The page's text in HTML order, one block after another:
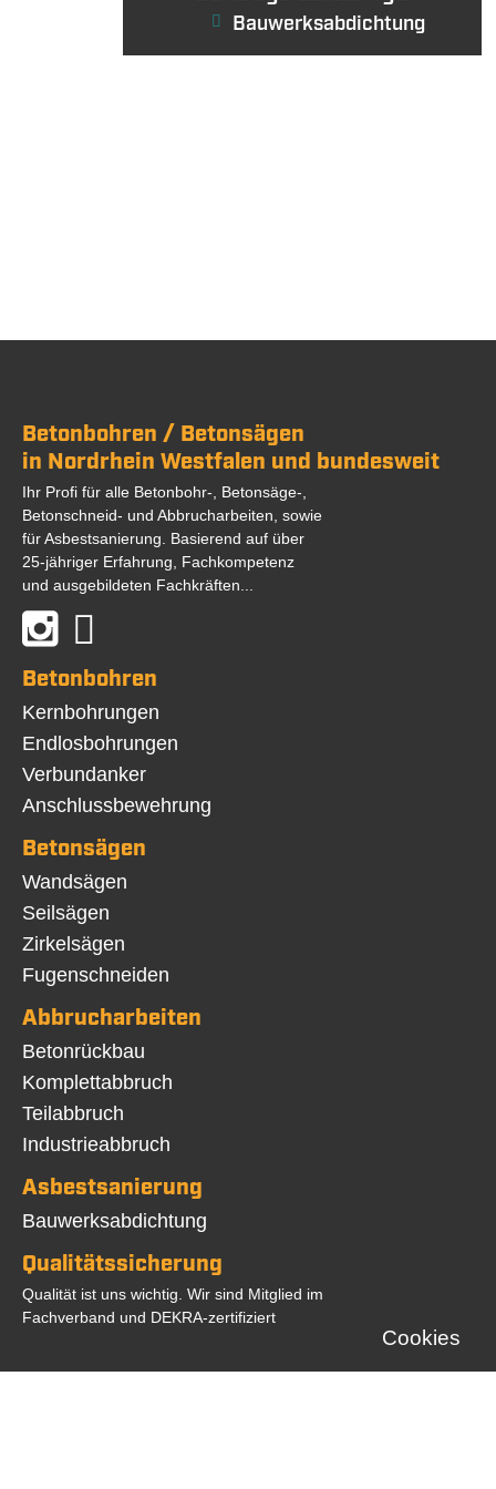
Bauwerksabdichtung
Betonbohren / Betonsägen
in Nordrhein Westfalen und bundesweit
Ihr Profi für alle Betonbohr-, Betonsäge-,
Betonschneid- und Abbrucharbeiten, sowie
für Asbestsanierung. Basierend auf über
25-jähriger Erfahrung, Fachkompetenz
und ausgebildeten Fachkräften...
Betonbohren
Navigation
überspringen
Kernbohrungen
Endlosbohrungen
Verbundanker
Anschlussbewehrung
Betonsägen
Navigation
überspringen
Wandsägen
Seilsägen
Zirkelsägen
Fugenschneiden
Abbrucharbeiten
Navigation
überspringen
Betonrückbau
Komplettabbruch
Teilabbruch
Industrieabbruch
Asbestsanierung
Navigation
überspringen
Bauwerksabdichtung
Qualitätssicherung
Qualität ist uns wichtig. Wir sind Mitglied im
Fachverband und DEKRA-zertifiziert
Cookies